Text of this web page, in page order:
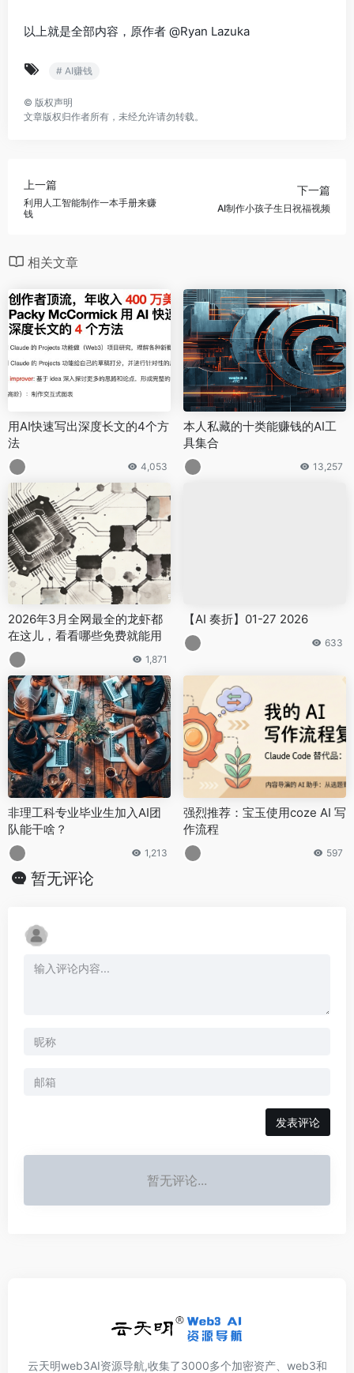
以上就是全部内容，原作者 @Ryan Lazuka
# AI赚钱
© 版权声明
文章版权归作者所有，未经允许请勿转载。
上一篇
利用人工智能制作一本手册来赚
钱
下一篇
AI制作小孩子生日祝福视频
相关文章
用AI快速写出深度长文的4个方
法
4,053
本人私藏的十类能赚钱的AI工
具集合
13,257
2026年3月全网最全的龙虾都
在这儿，看看哪些免费就能用
1,871
【AI 奏折】01-27 2026
633
非理工科专业毕业生加入AI团
队能干啥？
1,213
强烈推荐：宝玉使用coze AI 写
作流程
597
暂无评论
发表评论
暂无评论...
云天明web3AI资源导航,收集了3000多个加密资产、web3和